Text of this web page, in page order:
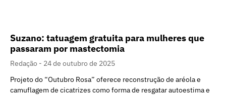
Suzano: tatuagem gratuita para mulheres que
passaram por mastectomia
Redação
24 de outubro de 2025
Projeto do “Outubro Rosa” oferece reconstrução de aréola e
camuflagem de cicatrizes como forma de resgatar autoestima e